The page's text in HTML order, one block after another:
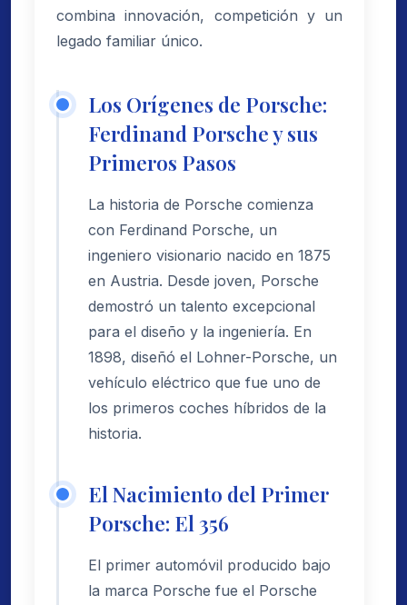
combina innovación, competición y un
legado familiar único.
Los Orígenes de Porsche:
Ferdinand Porsche y sus
Primeros Pasos
La historia de Porsche comienza
con Ferdinand Porsche, un
ingeniero visionario nacido en 1875
en Austria. Desde joven, Porsche
demostró un talento excepcional
para el diseño y la ingeniería. En
1898, diseñó el Lohner-Porsche, un
vehículo eléctrico que fue uno de
los primeros coches híbridos de la
historia.
El Nacimiento del Primer
Porsche: El 356
El primer automóvil producido bajo
la marca Porsche fue el Porsche